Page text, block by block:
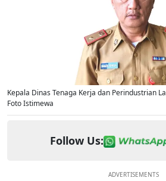
Kepala Dinas Tenaga Kerja dan Perindustrian
Foto Istimewa
Follow Us:
ADVERTISEMENTS